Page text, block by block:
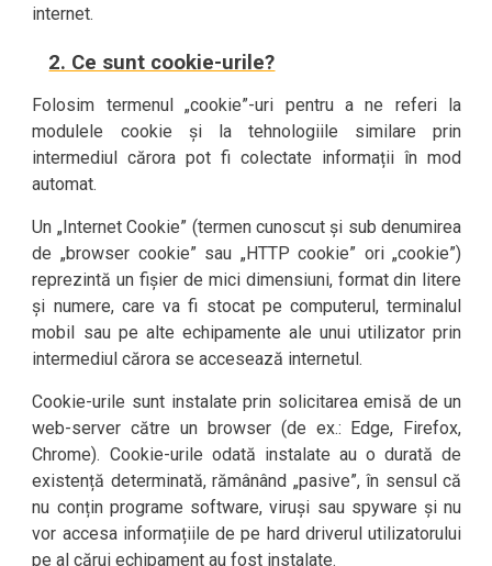
internet.
2. Ce sunt cookie-urile?
Folosim termenul „cookie”-uri pentru a ne referi la
modulele cookie și la tehnologiile similare prin
intermediul cărora pot fi colectate informații în mod
automat.
Un „Internet Cookie” (termen cunoscut și sub denumirea
de „browser cookie” sau „HTTP cookie” ori „cookie”)
reprezintă un fișier de mici dimensiuni, format din litere
și numere, care va fi stocat pe computerul, terminalul
mobil sau pe alte echipamente ale unui utilizator prin
intermediul cărora se accesează internetul.
Cookie-urile sunt instalate prin solicitarea emisă de un
web-server către un browser (de ex.: Edge, Firefox,
Chrome). Cookie-urile odată instalate au o durată de
existență determinată, rămânând „pasive”, în sensul că
nu conțin programe software, viruși sau spyware și nu
vor accesa informațiile de pe hard driverul utilizatorului
pe al cărui echipament au fost instalate.